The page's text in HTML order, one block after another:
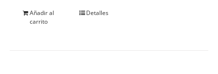
Añadir al
carrito
Detalles